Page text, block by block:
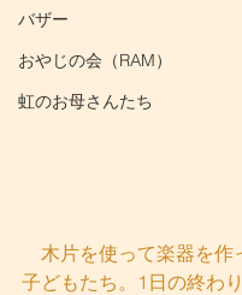
バザー
おやじの会（RAM）
虹のお母さんたち
木片を使って楽器を作
子どもたち。1日の終わ